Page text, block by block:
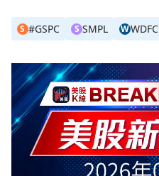
S #GSPC S SMPL WWDFC